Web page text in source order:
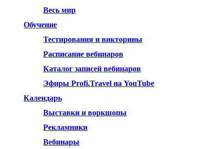
Весь мир
Обучение
Тестирования и викторины
Расписание вебинаров
Каталог записей вебинаров
Эфиры Profi.Travel на YouTube
Календарь
Выставки и воркшопы
Рекламники
Вебинары